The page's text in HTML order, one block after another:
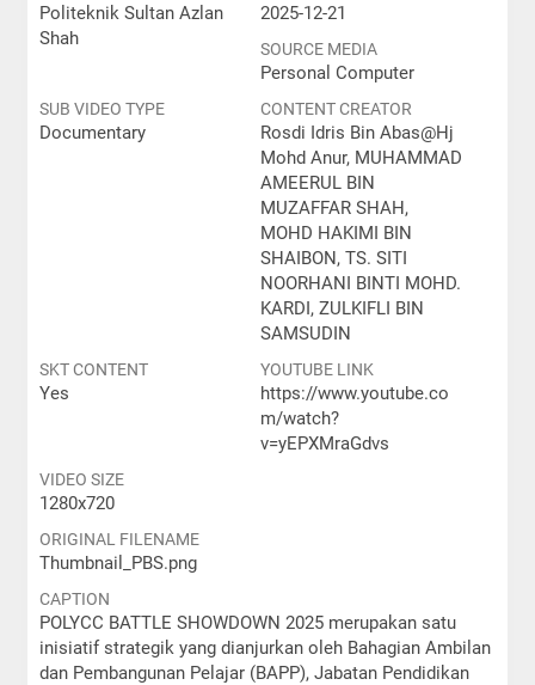
Politeknik Sultan Azlan
Shah
2025-12-21
SOURCE MEDIA
Personal Computer
SUB VIDEO TYPE
Documentary
CONTENT CREATOR
Rosdi Idris Bin Abas@Hj
Mohd Anur, MUHAMMAD
AMEERUL BIN
MUZAFFAR SHAH,
MOHD HAKIMI BIN
SHAIBON, TS. SITI
NOORHANI BINTI MOHD.
KARDI, ZULKIFLI BIN
SAMSUDIN
SKT CONTENT
Yes
YOUTUBE LINK
https://www.youtube.co
m/watch?
v=yEPXMraGdvs
VIDEO SIZE
1280x720
ORIGINAL FILENAME
Thumbnail_PBS.png
CAPTION
POLYCC BATTLE SHOWDOWN 2025 merupakan satu
inisiatif strategik yang dianjurkan oleh Bahagian Ambilan
dan Pembangunan Pelajar (BAPP), Jabatan Pendidikan